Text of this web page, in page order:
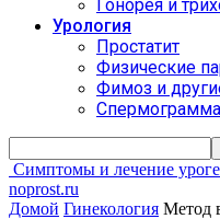
Гонорея и
Урология
Простатит
Физические
Фимоз и
Спермограмма
Симптомы и лечение
noprost.ru
Домой Гинекология Метод